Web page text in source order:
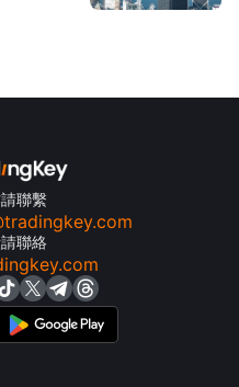
聯繫
聯絡